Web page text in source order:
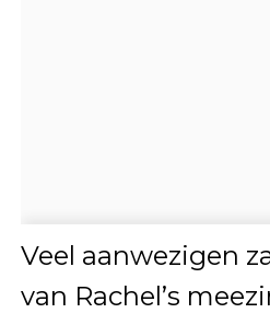
Veel aanwezigen
van Rachel’s